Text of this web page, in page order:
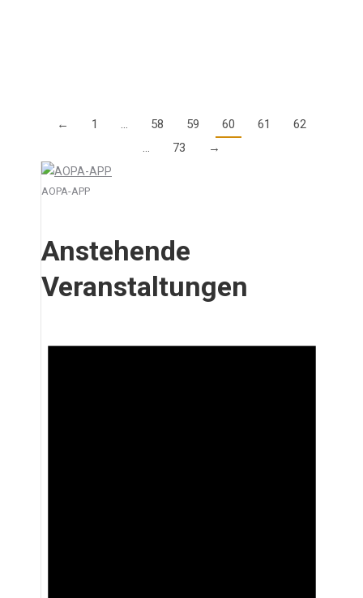
← 1 … 58 59 60 61
62
…
73 →
AOPA-APP
Anstehende
Veranstaltungen